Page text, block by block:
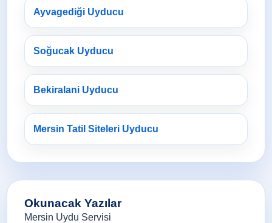
Ayvagediği Uyducu
Soğucak Uyducu
Bekiralani Uyducu
Mersin Tatil Siteleri Uyducu
Okunacak Yazılar
Mersin Uydu Servisi